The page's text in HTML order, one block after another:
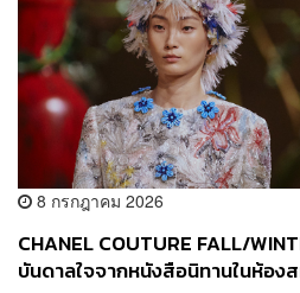
8 กรกฎาคม 2026
CHANEL COUTURE FALL/
บันดาลใจจากหนังสือนิทานในห้อ